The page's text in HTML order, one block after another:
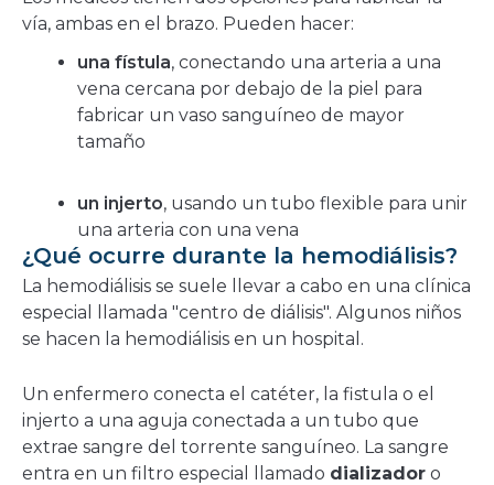
vía, ambas en el brazo. Pueden hacer:
una fístula, conectando una arteria a una
vena cercana por debajo de la piel para
fabricar un vaso sanguíneo de mayor
tamaño
un injerto, usando un tubo flexible para unir
una arteria con una vena
¿Qué ocurre durante la hemodiálisis?
La hemodiálisis se suele llevar a cabo en una clínica
especial llamada "centro de diálisis". Algunos niños
se hacen la hemodiálisis en un hospital.
Un enfermero conecta el catéter, la fistula o el
injerto a una aguja conectada a un tubo que
extrae sangre del torrente sanguíneo. La sangre
entra en un filtro especial llamado dializador o